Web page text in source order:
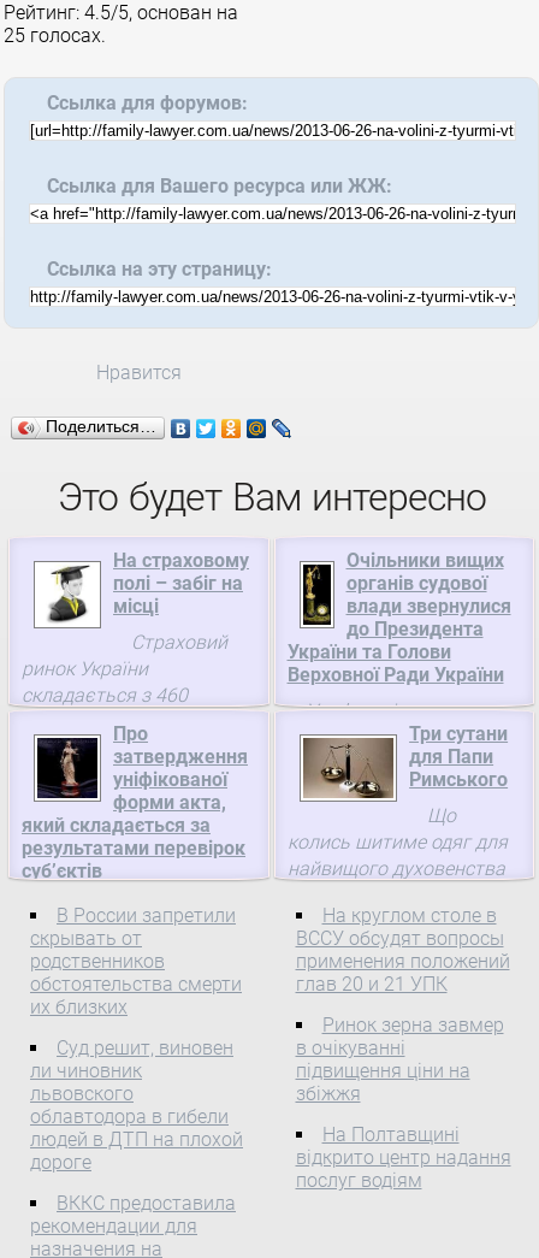
Рейтинг: 4.5/5, основан на
25 голосах.
Ссылка для форумов:
Ссылка для Вашего ресурса или ЖЖ:
Ссылка на эту страницу:
Нравится
Поделиться…
Это будет Вам интересно
На страховому
полі – забіг на
місці
Страховий
ринок України
складається з 460
компаній, 115 з яких з
іноземними інвестиціями,
порахувала Інвестгазета.
Про
затвердження
уніфікованої
форми акта,
який складається за
результатами перевірок
суб’єктів
частині дотримання
ветеринарно-санітарних
вимог для потужностей
(об’єктів) з виробництва
продуктів бджільництва,
політики та
продовольства України
Зареєстровано в
Міністерстві юстиції
України 22 серпня 2013 р.
за № 1460/23992 Про
затвердження
уніфікованої форми акта,
В России запретили
скрывать от
родственников
обстоятельства смерти
их близких
Суд решит, виновен
ли чиновник
львовского
облавтодора в гибели
людей в ДТП на плохой
дороге
ВККС предоставила
рекомендации для
назначения на
Очільники вищих
органів судової
влади звернулися
до Президента
України та Голови
Верховної Ради України
У зв’язку із
підготовкою внесення
змін до бюджетного
законодавства, в яких
передбачається
зарахування коштів від
надходження судового
фонду державного
бюджету, чим повністю ...
Три сутани
для Папи
Римського
Що
колись шитиме одяг для
найвищого духовенства
навіть самого Папи
Римського, розповідає
мені по телефонупані
Галина Барщовська з
міста Городок Львівської
області, й уві ...
На круглом столе в
ВССУ обсудят вопросы
применения положений
глав 20 и 21 УПК
Ринок зерна завмер
в очікуванні
підвищення ціни на
збіжжя
На Полтавщині
відкрито центр надання
послуг водіям